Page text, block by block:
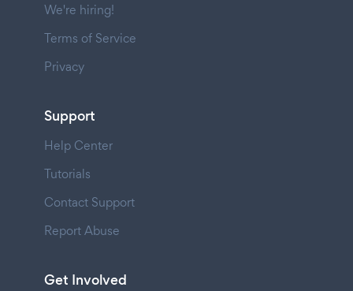
We're hiring!
Terms of Service
Privacy
Support
Help Center
Tutorials
Contact Support
Report Abuse
Get Involved